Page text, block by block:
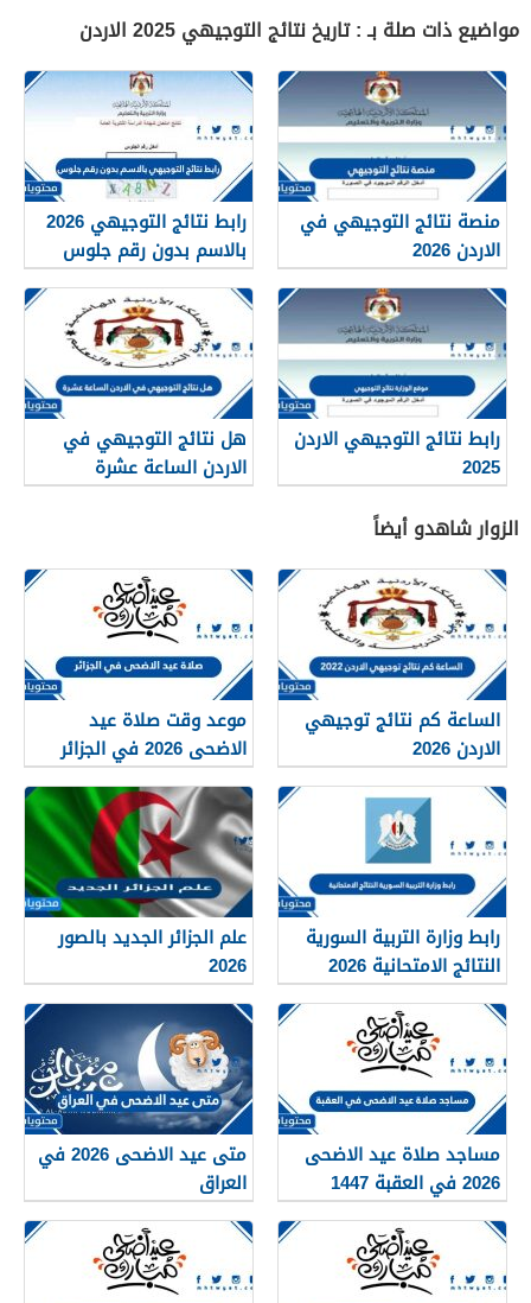
مواضيع ذات صلة بـ : تاريخ نتائج التوجيهي 2025 الاردن
منصة نتائج التوجيهي في
الاردن 2026
رابط نتائج التوجيهي 2026
بالاسم بدون رقم جلوس
رابط نتائج التوجيهي الاردن
2025
هل نتائج التوجيهي في
الاردن الساعة عشرة
الزوار شاهدو أيضاً
الساعة كم نتائج توجيهي
الاردن 2026
موعد وقت صلاة عيد
الاضحى 2026 في الجزائر
لجميع المحافظات بالتفصيل
1448
رابط وزارة التربية السورية
النتائج الامتحانية 2026
علم الجزائر الجديد بالصور
2026
مساجد صلاة عيد الاضحى
2026 في العقبة 1447
متى عيد الاضحى 2026 في
العراق